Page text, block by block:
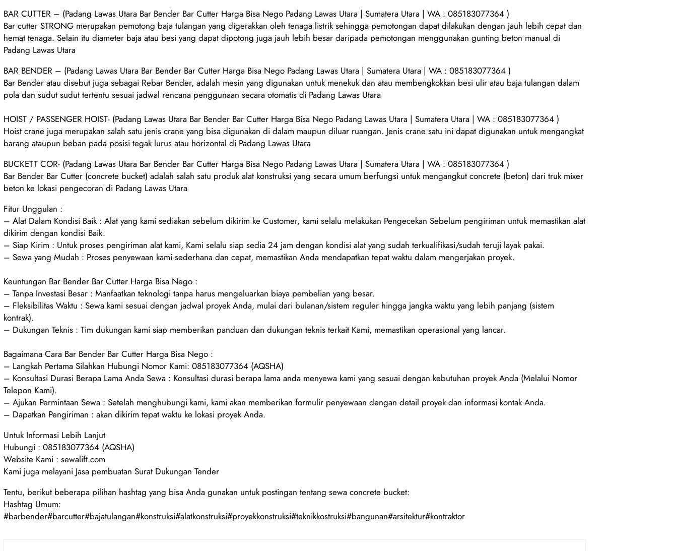
BAR CUTTER – (Padang Lawas Utara Bar Bender Bar Cutter Harga Bisa Nego Padang Lawas Utara | Sumatera Utara | WA : 085183077364 )
Bar cutter STRONG merupakan pemotong baja tulangan yang digerakkan oleh tenaga listrik sehingga pemotongan dapat dilakukan dengan jauh lebih cepat dan
hemat tenaga. Selain itu diameter baja atau besi yang dapat dipotong juga jauh lebih besar daripada pemotongan menggunakan gunting beton manual di
Padang Lawas Utara
BAR BENDER – (Padang Lawas Utara Bar Bender Bar Cutter Harga Bisa Nego Padang Lawas Utara | Sumatera Utara | WA : 085183077364 )
Bar Bender atau disebut juga sebagai Rebar Bender, adalah mesin yang digunakan untuk menekuk dan atau membengkokkan besi ulir atau baja tulangan dalam
pola dan sudut sudut tertentu sesuai jadwal rencana penggunaan secara otomatis di Padang Lawas Utara
HOIST / PASSENGER HOIST- (Padang Lawas Utara Bar Bender Bar Cutter Harga Bisa Nego Padang Lawas Utara | Sumatera Utara | WA : 085183077364 )
Hoist crane juga merupakan salah satu jenis crane yang bisa digunakan di dalam maupun diluar ruangan. Jenis crane satu ini dapat digunakan untuk mengangkat
barang ataupun beban pada posisi tegak lurus atau horizontal di Padang Lawas Utara
BUCKETT COR- (Padang Lawas Utara Bar Bender Bar Cutter Harga Bisa Nego Padang Lawas Utara | Sumatera Utara | WA : 085183077364 )
Bar Bender Bar Cutter (concrete bucket) adalah salah satu produk alat konstruksi yang secara umum berfungsi untuk mengangkut concrete (beton) dari truk mixer
beton ke lokasi pengecoran di Padang Lawas Utara
Fitur Unggulan :
– Alat Dalam Kondisi Baik : Alat yang kami sediakan sebelum dikirim ke Customer, kami selalu melakukan Pengecekan Sebelum pengiriman untuk memastikan alat
dikirim dengan kondisi Baik.
– Siap Kirim : Untuk proses pengiriman alat kami, Kami selalu siap sedia 24 jam dengan kondisi alat yang sudah terkualifikasi/sudah teruji layak pakai.
– Sewa yang Mudah : Proses penyewaan kami sederhana dan cepat, memastikan Anda mendapatkan tepat waktu dalam mengerjakan proyek.
Keuntungan Bar Bender Bar Cutter Harga Bisa Nego :
– Tanpa Investasi Besar : Manfaatkan teknologi tanpa harus mengeluarkan biaya pembelian yang besar.
– Fleksibilitas Waktu : Sewa kami sesuai dengan jadwal proyek Anda, mulai dari bulanan/sistem reguler hingga jangka waktu yang lebih panjang (sistem
kontrak).
– Dukungan Teknis : Tim dukungan kami siap memberikan panduan dan dukungan teknis terkait Kami, memastikan operasional yang lancar.
Bagaimana Cara Bar Bender Bar Cutter Harga Bisa Nego :
– Langkah Pertama Silahkan Hubungi Nomor Kami: 085183077364 (AQSHA)
– Konsultasi Durasi Berapa Lama Anda Sewa : Konsultasi durasi berapa lama anda menyewa kami yang sesuai dengan kebutuhan proyek Anda (Melalui Nomor
Telepon Kami).
– Ajukan Permintaan Sewa : Setelah menghubungi kami, kami akan memberikan formulir penyewaan dengan detail proyek dan informasi kontak Anda.
– Dapatkan Pengiriman : akan dikirim tepat waktu ke lokasi proyek Anda.
Untuk Informasi Lebih Lanjut
Hubungi : 085183077364 (AQSHA)
Website Kami : sewalift.com
Kami juga melayani Jasa pembuatan Surat Dukungan Tender
Tentu, berikut beberapa pilihan hashtag yang bisa Anda gunakan untuk postingan tentang sewa concrete bucket:
Hashtag Umum:
#barbender#barcutter#bajatulangan#konstruksi#alatkonstruksi#proyekkonstruksi#teknikkostruksi#bangunan#arsitektur#kontraktor